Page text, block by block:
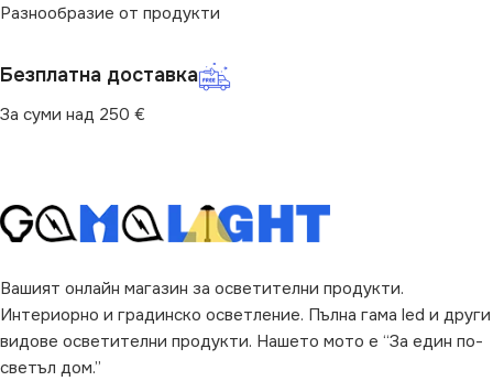
Разнообразие от продукти
Безплатна доставка
За суми над 250 €
Вашият онлайн магазин за осветителни продукти.
Интериорно и градинско осветление. Пълна гама led и други
видове осветителни продукти. Нашето мото е “За един по-
светъл дом.”